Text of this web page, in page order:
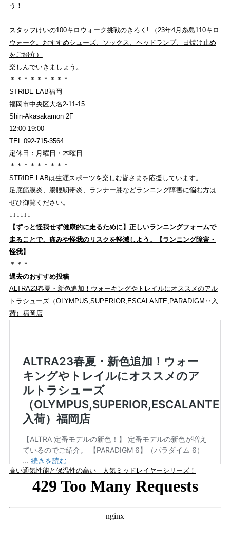
う！
スタッフけいの100キロウォーク挑戦のきろく! （23年4月糸島110キロ
ウォーク。おすすめシューズ、ソックス、ヘッドランプ、日焼け止め
をご紹介）
楽しんでいきましょう。
＊＊＊＊＊＊＊＊＊
STRIDE LAB福岡
福岡市中央区大名2-11-15
Shin-Akasakamon 2F
12:00-19:00
TEL 092-715-3564
定休日：月曜日・木曜日
＊＊＊＊＊＊＊＊＊
STRIDE LABは生涯スポーツを楽しむ皆さまを応援しています。
足底筋膜炎、腸脛靭帯炎、ランナー膝などランニング障害に悩む方は
ぜひ御覧ください。
↓↓↓↓↓↓
【ずっと怪我せず健康的に走るために】正しいランニングフォームで
走ることで、痛みや怪我のリスクを軽減しよう。【ランニング障害・
怪我】
＊＊＊
過去のおすすめ投稿
ALTRA23春夏・新色追加！ウォーキングやトレイルにオススメのアル
トラシューズ（OLYMPUS,SUPERIOR,ESCALANTE,PARADIGM‥入
荷）福岡店
高い通気性能と保温性の高い 人気ミッドレイヤーシリーズ！